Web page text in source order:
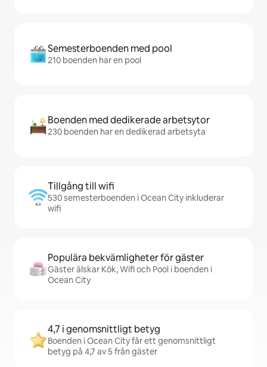
Semesterboenden med pool
210 boenden har en pool
Boenden med dedikerade arbetsytor
230 boenden har en dedikerad arbetsyta
Tillgång till wifi
530 semesterboenden i Ocean City inkluderar
wifi
Populära bekvämligheter för gäster
Gäster älskar Kök, Wifi och Pool i boenden i
Ocean City
4,7 i genomsnittligt betyg
Boenden i Ocean City får ett genomsnittligt
betyg på 4,7 av 5 från gäster